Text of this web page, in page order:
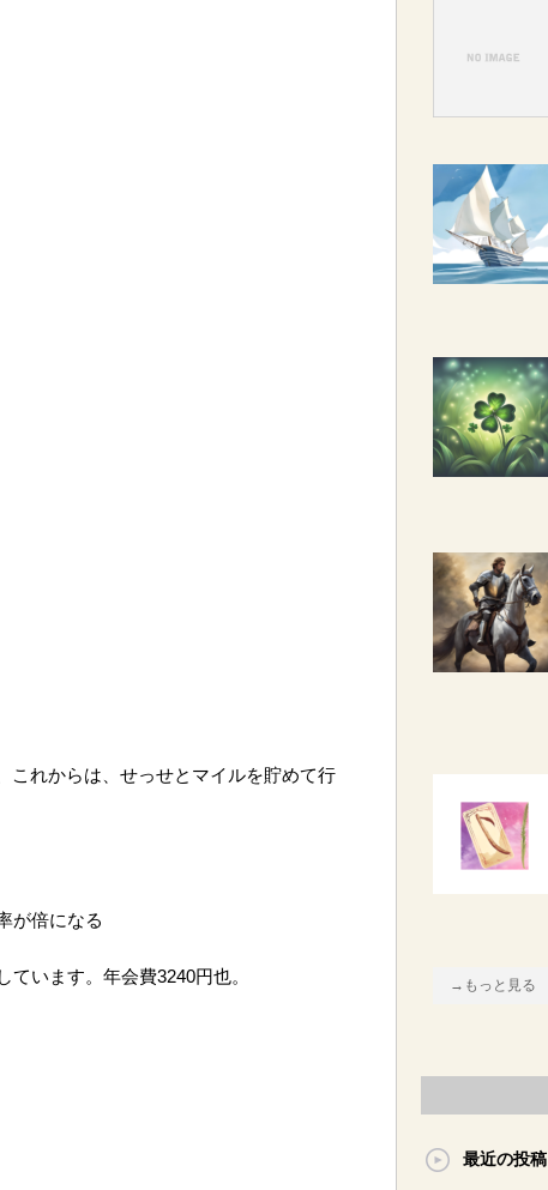
これからは、せっせとマイルを貯めて行
が倍になる
います。年会費3240円也。 →もっと見る
最近の投稿